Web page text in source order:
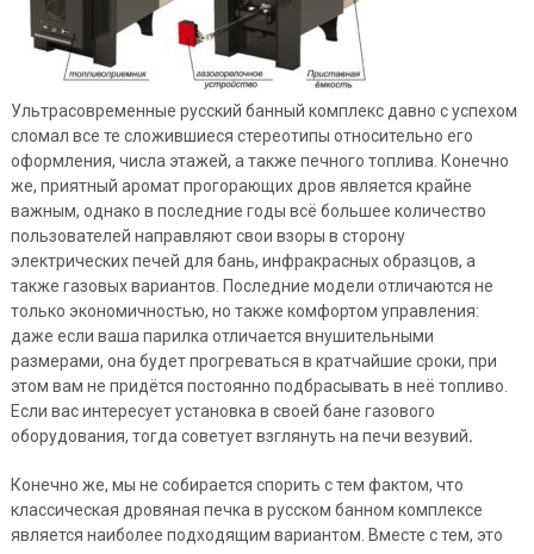
Ультрасовременные русский банный комплекс давно с успехом
сломал все те сложившиеся стереотипы относительно его
оформления, числа этажей, а также печного топлива. Конечно
же, приятный аромат прогорающих дров является крайне
важным, однако в последние годы всё большее количество
пользователей направляют свои взоры в сторону
электрических печей для бань, инфракрасных образцов, а
также газовых вариантов. Последние модели отличаются не
только экономичностью, но также комфортом управления:
даже если ваша парилка отличается внушительными
размерами, она будет прогреваться в кратчайшие сроки, при
этом вам не придётся постоянно подбрасывать в неё топливо.
Если вас интересует установка в своей бане газового
оборудования, тогда советует взглянуть на печи везувий.
Конечно же, мы не собирается спорить с тем фактом, что
классическая дровяная печка в русском банном комплексе
является наиболее подходящим вариантом. Вместе с тем, это